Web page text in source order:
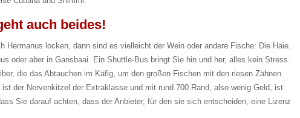
auch beides!
Hermanus locken, dann sind es vielleicht der Wein oder andere Fische: Die Haie.
oder aber in Gansbaai. Ein Shuttle-Bus bringt Sie hin und her, alles kein Stress.
die das Abtauchen im Käfig, um den großen Fischen mit den riesen Zähnen
der Nervenkitzel der Extraklasse und mit rund 700 Rand, also wenig Geld, ist
Sie darauf achten, dass der Anbieter, für den sie sich entscheiden, eine Lizenz